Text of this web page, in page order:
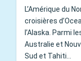
L’Amérique du
croisières
l’Alaska. Parmi
Australie et
Sud et Tahiti…